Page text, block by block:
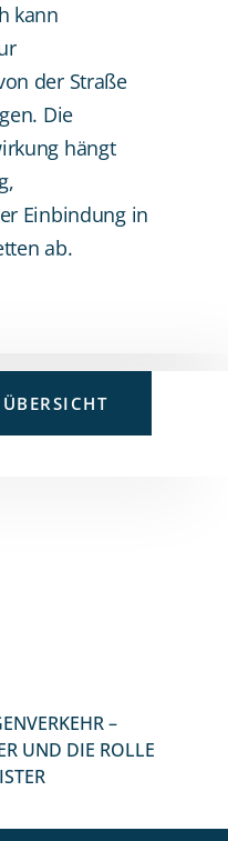
kann
der Straße
Die
hängt
Einbindung in
ab.
–
UND DIE ROLLE